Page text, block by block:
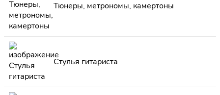
Тюнеры, метрономы, камертоны
Стулья гитариста